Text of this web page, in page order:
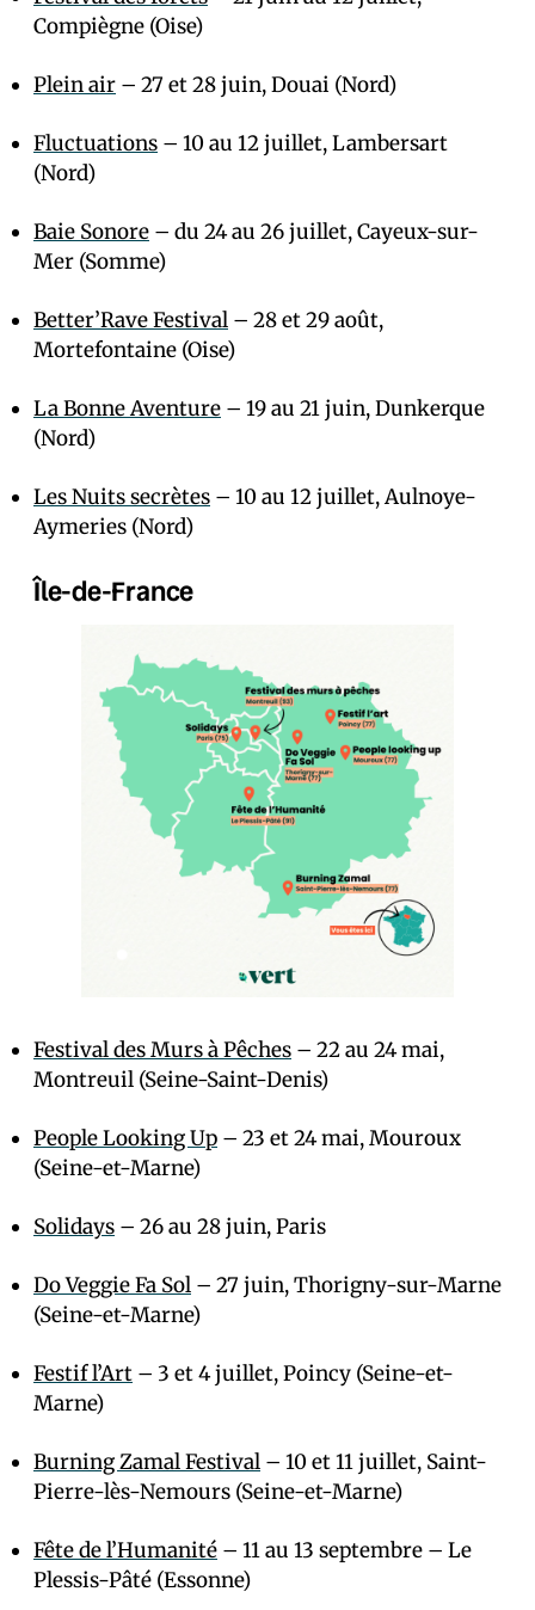
Compiègne (Oise)
Plein air – 27 et 28 juin, Douai (Nord)
Fluctuations – 10 au 12 juillet, Lambersart
(Nord)
Baie Sonore – du 24 au 26 juillet, Cayeux-sur-
Mer (Somme)
Better’Rave Festival – 28 et 29 août,
Mortefontaine (Oise)
La Bonne Aventure – 19 au 21 juin, Dunkerque
(Nord)
Les Nuits secrètes – 10 au 12 juillet, Aulnoye-
Aymeries (Nord)
Île-de-France
Festival des Murs à Pêches – 22 au 24 mai,
Montreuil (Seine-Saint-Denis)
People Looking Up – 23 et 24 mai, Mouroux
(Seine-et-Marne)
Solidays – 26 au 28 juin, Paris
Do Veggie Fa Sol – 27 juin, Thorigny-sur-Marne
(Seine-et-Marne)
Festif l’Art – 3 et 4 juillet, Poincy (Seine-et-
Marne)
Burning Zamal Festival – 10 et 11 juillet, Saint-
Pierre-lès-Nemours (Seine-et-Marne)
Fête de l’Humanité – 11 au 13 septembre – Le
Plessis-Pâté (Essonne)